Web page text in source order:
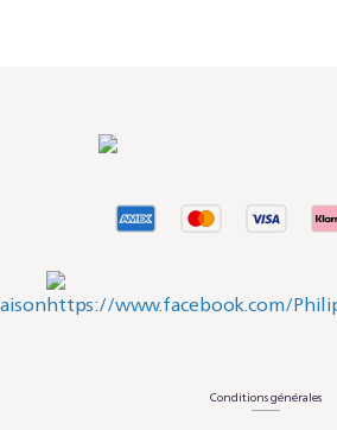
Conditions générales